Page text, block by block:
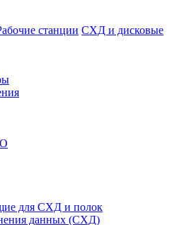
станции СХД и дисковые
для СХД и полок
данных (СХД)